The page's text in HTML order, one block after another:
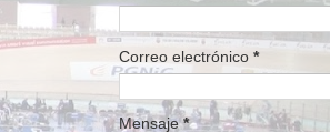
Correo electrónico *
Mensaje*